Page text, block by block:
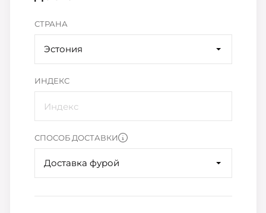
СТРАНА
Эстония
ИНДЕКС
СПОСОБ ДОСТАВКИ
Доставка фурой